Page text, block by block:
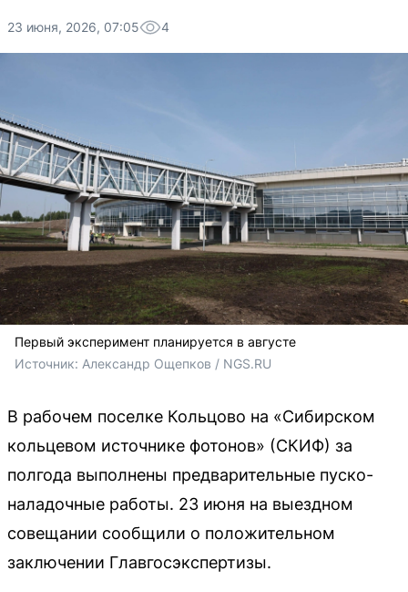
23 июня, 2026, 07:05 4
Первый эксперимент планируется в августе
Источник: Александр Ощепков / NGS.RU
В рабочем поселке Кольцово на «Сибирском
кольцевом источнике фотонов» (СКИФ) за
полгода выполнены предварительные пуско-
наладочные работы. 23 июня на выездном
совещании сообщили о положительном
заключении Главгосэкспертизы.